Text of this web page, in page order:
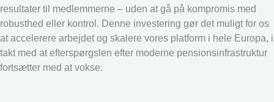
resultater til medlemmerne – uden at gå på kompromis med
robusthed eller kontrol. Denne investering gør det muligt for os
at accelerere arbejdet og skalere vores platform i hele Europa, i
takt med at efterspørgslen efter moderne pensionsinfrastruktur
fortsætter med at vokse.